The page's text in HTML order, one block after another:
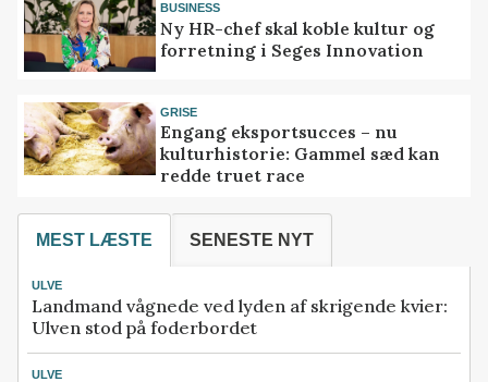
BUSINESS
Ny HR-chef skal koble kultur og
forretning i Seges Innovation
GRISE
Engang eksportsucces – nu
kulturhistorie: Gammel sæd kan
redde truet race
MEST LÆSTE SENESTE NYT
ULVE
Landmand vågnede ved lyden af skrigende kvier:
Ulven stod på foderbordet
ULVE